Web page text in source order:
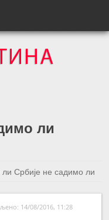
ли
Србије не садимо ли
Следећа вест →
14/08/2016, 11:28